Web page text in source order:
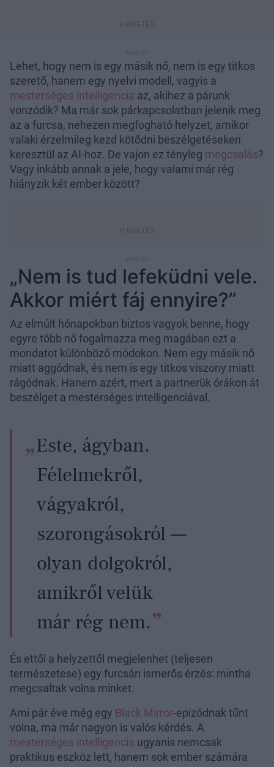
Lehet, hogy nem is egy másik nő, nem is egy titkos
szerető, hanem egy nyelvi modell, vagyis a
mesterséges intelligencia az, akihez a párunk
vonzódik? Ma már sok párkapcsolatban jelenik meg
az a furcsa, nehezen megfogható helyzet, amikor
valaki érzelmileg kezd kötődni beszélgetéseken
keresztül az AI-hoz. De vajon ez tényleg megcsalás?
Vagy inkább annak a jele, hogy valami már rég
hiányzik két ember között?
„Nem is tud lefeküdni vele.
Akkor miért fáj ennyire?”
Az elmúlt hónapokban biztos vagyok benne, hogy
egyre több nő fogalmazza meg magában ezt a
mondatot különböző módokon. Nem egy másik nő
miatt aggódnak, és nem is egy titkos viszony miatt
rágódnak. Hanem azért, mert a partnerük órákon át
beszélget a mesterséges intelligenciával.
Este, ágyban.
Félelmekről,
vágyakról,
szorongásokról —
olyan dolgokról,
amikről velük
már rég nem.
És ettől a helyzettől megjelenhet (teljesen
természetese) egy furcsán ismerős érzés: mintha
megcsaltak volna minket.
Ami pár éve még egy Black Mirror-epizódnak tűnt
volna, ma már nagyon is valós kérdés. A
mesterséges intelligencia ugyanis nemcsak
praktikus eszköz lett, hanem sok ember számára